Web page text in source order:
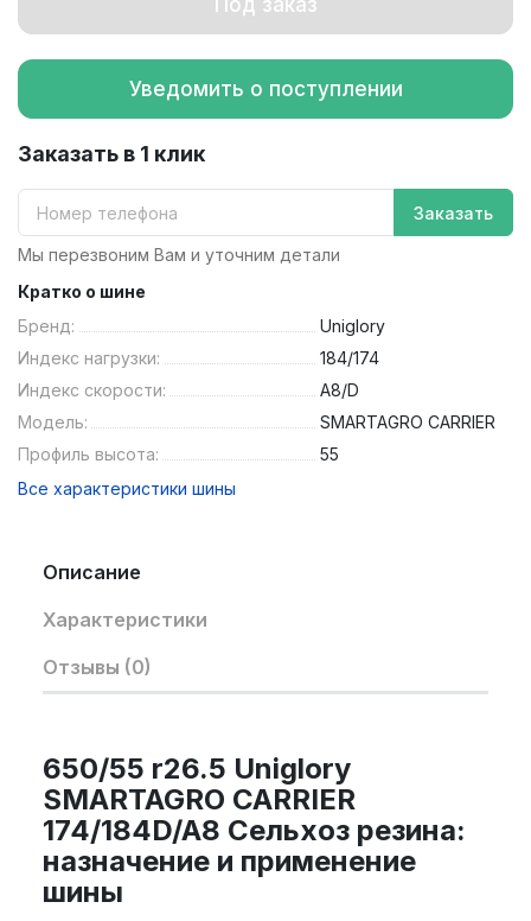
Под заказ
Уведомить о поступлении
Заказать в 1 клик
Заказать
Мы перезвоним Вам и уточним детали
Кратко о шине
Бренд:
Uniglory
Индекс нагрузки:
184/174
Индекс скорости:
A8/D
Модель:
SMARTAGRO CARRIER
Профиль высота:
55
Все характеристики шины
Описание
Характеристики
Отзывы (0)
650/55 r26.5 Uniglory
SMARTAGRO CARRIER
174/184D/A8 Сельхоз резина:
назначение и применение
шины